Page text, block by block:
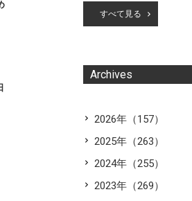
すべて見る
Archives
2026年（157）
2025年（263）
2024年（255）
2023年（269）